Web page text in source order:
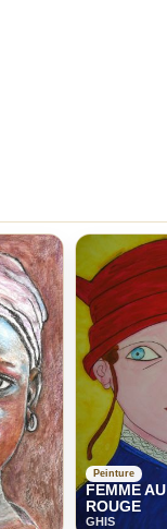
Peinture
FEMME
ROUGE
GHIS